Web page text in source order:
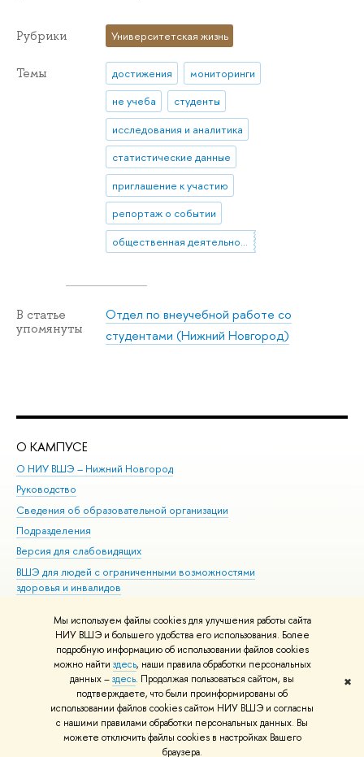
Мы используем файлы cookies для улучшения работы сайта
НИУ ВШЭ и большего удобства его использования. Более
подробную информацию об использовании файлов cookies
можно найти здесь, наши правила обработки персональных
данных –здесь. Продолжая пользоваться сайтом, вы
подтверждаете, что были проинформированы об
использовании файлов cookies сайтом НИУ ВШЭ и согласны
с нашими правилами обработки персональных данных. Вы
можете отключить файлы cookies в настройках Вашего
браузера.
✖
Рубрики Университетская жизнь
Темы достижения
мониторинги
не учеба
студенты
исследования и аналитика
статистические данные
приглашение к участию
репортаж о событии
общественная деятельность
В статье
упомянуты
Отдел по внеучебной работе со
студентами (Нижний Новгород)
О КАМПУСЕ
О НИУ ВШЭ – Нижний Новгород
Руководство
Сведения об образовательной организации
Подразделения
Версия для слабовидящих
ВШЭ для людей с ограниченными возможностями
здоровья и инвалидов
© НИУ ВШЭ 1993–2026 Адреса и контакты Условия использования
материалов Политика конфиденциальности Карта сайта
Шрифты HSE Sans и HSE Slab разработаны вШколе дизайна НИУ ВШЭ